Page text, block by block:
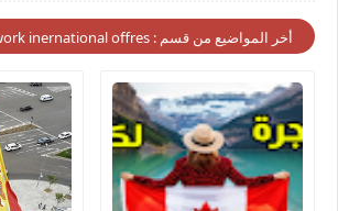
أخر المواضيع من قسم : work inernational offres